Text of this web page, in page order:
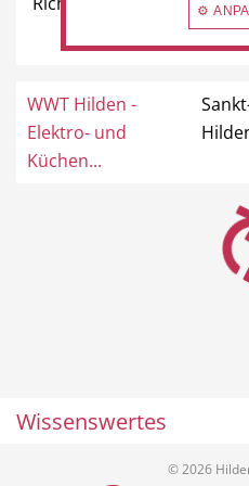
WWT Hilden -
Elektro- und
Küchen...
Wissenswertes
© 2026
⚙